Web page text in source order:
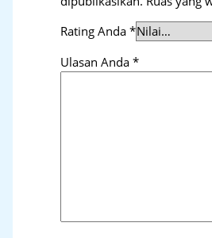
Rating Anda*
Ulasan Anda*